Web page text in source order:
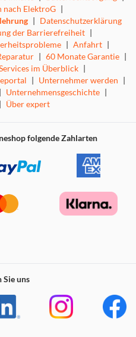
ElektroG |
| Datenschutzerklärung
der Barrierefreiheit |
| Anfahrt |
| 60 Monate Garantie |
im Überblick |
| Unternehmer werden |
| Unternehmensgeschichte |
| Über expert
folgende Zahlarten
Sie uns